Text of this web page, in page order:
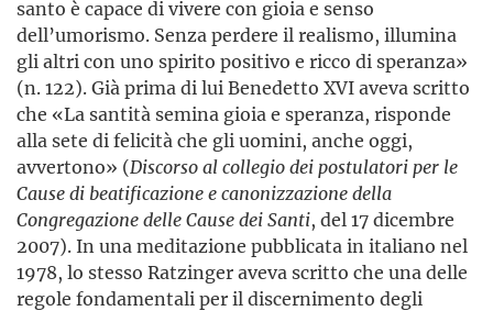
santo è capace di vivere con gioia e senso
dell’umorismo. Senza perdere il realismo, illumina
gli altri con uno spirito positivo e ricco di speranza»
(n. 122). Già prima di lui Benedetto XVI aveva scritto
che «La santità semina gioia e speranza, risponde
alla sete di felicità che gli uomini, anche oggi,
avvertono» (Discorso al collegio dei postulatori per le
Cause di beatificazione e canonizzazione della
Congregazione delle Cause dei Santi, del 17 dicembre
2007). In una meditazione pubblicata in italiano nel
1978, lo stesso Ratzinger aveva scritto che una delle
regole fondamentali per il discernimento degli